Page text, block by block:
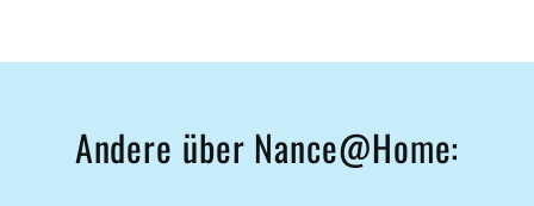
Andere über Nance@Home: